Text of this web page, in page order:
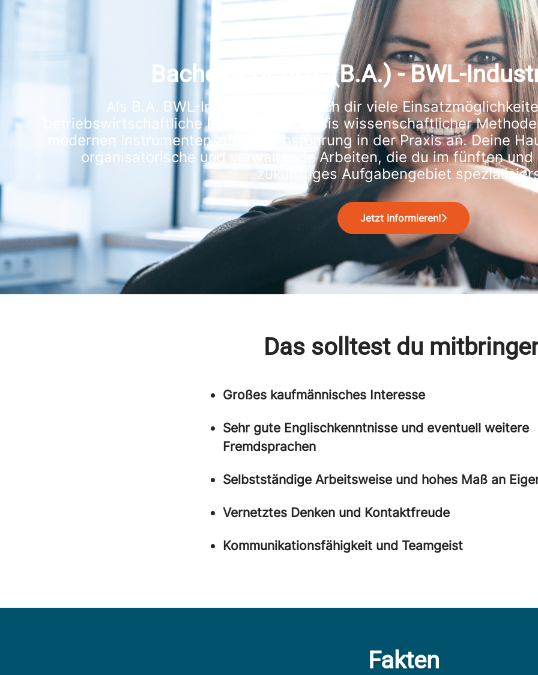
Bachelor of Arts (B.A.) - BWL-
Als B.A. BWL-Industrie bieten sich dir viele
betriebswirtschaftliche Probleme auf Basis wissenschaftlicher
modernen Instrumenten zur Betriebsführung in der Praxis an. Deine
organisatorische und verwaltende Arbeiten, die du im fünften
zukünftiges Aufgabengebiet
Jetzt informieren!
Das solltest du
Großes kaufmännisches Interesse
Sehr gute Englischkenntnisse und eventuell weitere
Fremdsprachen
Selbstständige Arbeitsweise und hohes Maß an
Vernetztes Denken und Kontaktfreude
Kommunikationsfähigkeit und Teamgeist
Fakten